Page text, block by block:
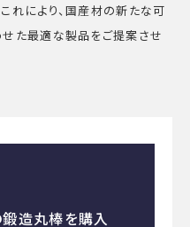
れにより、国産材の新たな可
た最適な製品をご提案させ
造丸棒を購入